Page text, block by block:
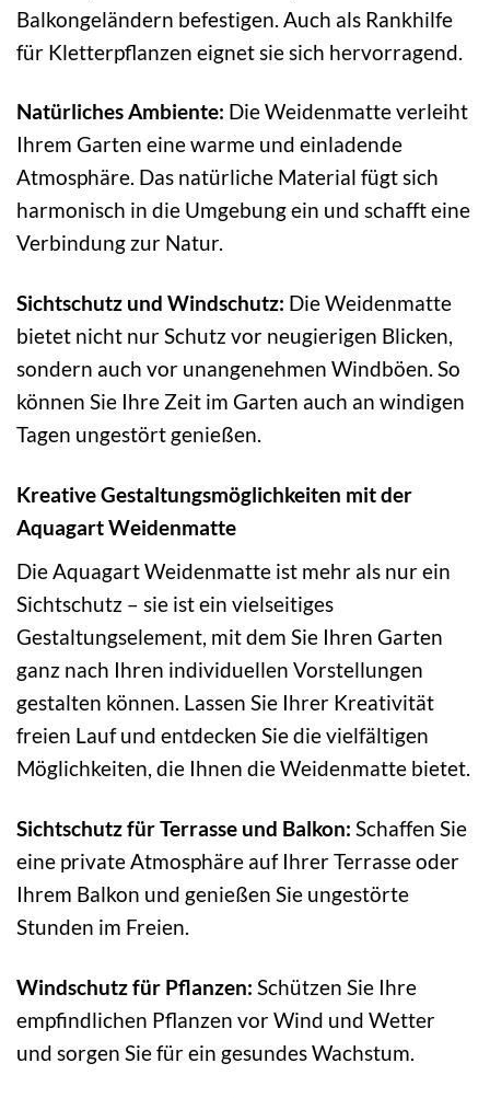
Balkongeländern befestigen. Auch als Rankhilfe
für Kletterpflanzen eignet sie sich hervorragend.
Natürliches Ambiente: Die Weidenmatte verleiht
Ihrem Garten eine warme und einladende
Atmosphäre. Das natürliche Material fügt sich
harmonisch in die Umgebung ein und schafft eine
Verbindung zur Natur.
Sichtschutz und Windschutz: Die Weidenmatte
bietet nicht nur Schutz vor neugierigen Blicken,
sondern auch vor unangenehmen Windböen. So
können Sie Ihre Zeit im Garten auch an windigen
Tagen ungestört genießen.
Kreative Gestaltungsmöglichkeiten mit der
Aquagart Weidenmatte
Die Aquagart Weidenmatte ist mehr als nur ein
Sichtschutz – sie ist ein vielseitiges
Gestaltungselement, mit dem Sie Ihren Garten
ganz nach Ihren individuellen Vorstellungen
gestalten können. Lassen Sie Ihrer Kreativität
freien Lauf und entdecken Sie die vielfältigen
Möglichkeiten, die Ihnen die Weidenmatte bietet.
Sichtschutz für Terrasse und Balkon: Schaffen Sie
eine private Atmosphäre auf Ihrer Terrasse oder
Ihrem Balkon und genießen Sie ungestörte
Stunden im Freien.
Windschutz für Pflanzen: Schützen Sie Ihre
empfindlichen Pflanzen vor Wind und Wetter
und sorgen Sie für ein gesundes Wachstum.